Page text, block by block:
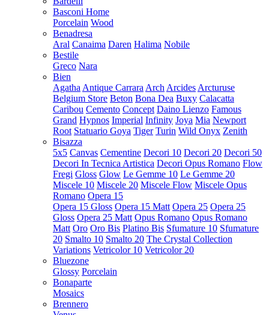
Basconi Home
Porcelain Wood
Benadresa
Aral Canaima Daren Halima Nobile
Bestile
Greco Nara
Bien
Agatha Antique Carrara Arch Arcides Arcturuse
Belgium Store Beton Bona Dea Buxy Calacatta
Caribou Cemento Concept Daino Lienzo Famous
Grand Hypnos Imperial Infinity Joya Mia Newport
Root Statuario Goya Tiger Turin Wild Onyx Zenith
Bisazza
5x5 Canvas Cementine Decori 10 Decori 20 Decori 50
Decori In Tecnica Artistica Decori Opus Romano Flow
Fregi Gloss Glow Le Gemme 10 Le Gemme 20
Miscele 10 Miscele 20 Miscele Flow Miscele Opus
Romano Opera 15
Opera 15 Gloss Opera 15 Matt Opera 25 Opera 25
Gloss Opera 25 Matt Opus Romano Opus Romano
Matt Oro Oro Bis Platino Bis Sfumature 10 Sfumature
20 Smalto 10 Smalto 20 The Crystal Collection
Variations Vetricolor 10 Vetricolor 20
Bluezone
Glossy Porcelain
Bonaparte
Mosaics
Brennero